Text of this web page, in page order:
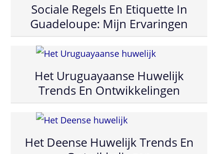
Sociale Regels En Etiquette In
Guadeloupe: Mijn Ervaringen
Het Uruguayaanse Huwelijk
Trends En Ontwikkelingen
Het Deense Huwelijk Trends En